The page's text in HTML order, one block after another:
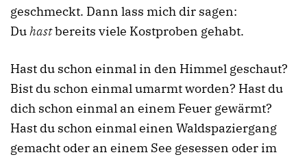
geschmeckt. Dann lass mich dir sagen:
Duhastbereits viele Kostproben gehabt.
Hast du schon einmal in den Himmel geschaut?
Bist du schon einmal umarmt worden? Hast du
dich schon einmal an einem Feuer gewärmt?
Hast du schon einmal einen Waldspaziergang
gemacht oder an einem See gesessen oder im